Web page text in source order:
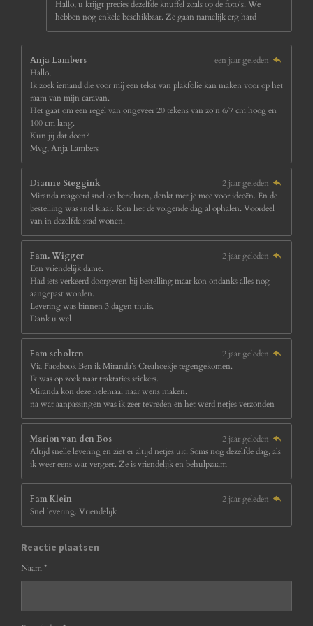
Hallo, u krijgt precies dezelfde knuffel zoals op de foto's. We
hebben nog enkele beschikbaar. Ze gaan namelijk erg hard
Anja Lambers
een jaar geleden
Hallo,
Ik zoek iemand die voor mij een tekst van plakfolie kan maken voor op het
raam van mijn caravan.
Het gaat om een regel van ongeveer 20 tekens van zo'n 6/7 cm hoog en
100 cm lang.
Kun jij dat doen?
Mvg, Anja Lambers
Dianne Steggink
2 jaar geleden
Miranda reageerd snel op berichten, denkt met je mee voor ideeën. En de
bestelling was snel klaar. Kon het de volgende dag al ophalen. Voordeel
van in dezelfde stad wonen.
Fam. Wigger
2 jaar geleden
Een vriendelijk dame.
Had iets verkeerd doorgeven bij bestelling maar kon ondanks alles nog
aangepast worden.
Levering was binnen 3 dagen thuis.
Dank u wel
Fam scholten
2 jaar geleden
Via Facebook Ben ik Miranda’s Creahoekje tegengekomen.
Ik was op zoek naar traktaties stickers.
Miranda kon deze helemaal naar wens maken.
na wat aanpassingen was ik zeer tevreden en het werd netjes verzonden
Marion van den Bos
2 jaar geleden
Altijd snelle levering en ziet er altijd netjes uit. Soms nog dezelfde dag, als
ik weer eens wat vergeet. Ze is vriendelijk en behulpzaam
Fam Klein
2 jaar geleden
Snel levering. Vriendelijk
Reactie plaatsen
Naam *